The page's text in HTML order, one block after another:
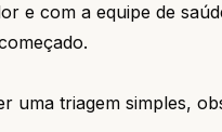
e com a equipe de
uma triagem simples,